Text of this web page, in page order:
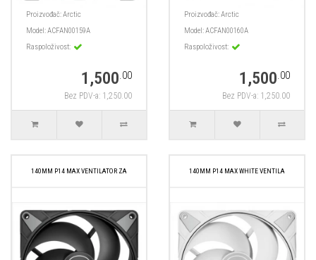
Proizvođač:Arctic
Model:ACFAN00159A
Raspoloživost:
1,500.00
Bez PDV-a: 1,250.00
Proizvođač:Arctic
Model:ACFAN00160A
Raspoloživost:
1,500.00
Bez PDV-a: 1,250.00
140MM P14 MAX VENTILATOR ZA 140MM P14 MAX WHITE VENTILA